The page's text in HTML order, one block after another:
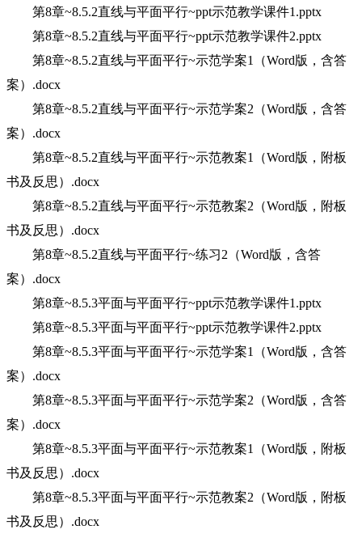
第8章~8.5.2直线与平面平行~ppt示范教学课件1.pptx
第8章~8.5.2直线与平面平行~ppt示范教学课件2.pptx
第8章~8.5.2直线与平面平行~示范学案1（Word版，含答
案）.docx
第8章~8.5.2直线与平面平行~示范学案2（Word版，含答
案）.docx
第8章~8.5.2直线与平面平行~示范教案1（Word版，附板
书及反思）.docx
第8章~8.5.2直线与平面平行~示范教案2（Word版，附板
书及反思）.docx
第8章~8.5.2直线与平面平行~练习2（Word版，含答
案）.docx
第8章~8.5.3平面与平面平行~ppt示范教学课件1.pptx
第8章~8.5.3平面与平面平行~ppt示范教学课件2.pptx
第8章~8.5.3平面与平面平行~示范学案1（Word版，含答
案）.docx
第8章~8.5.3平面与平面平行~示范学案2（Word版，含答
案）.docx
第8章~8.5.3平面与平面平行~示范教案1（Word版，附板
书及反思）.docx
第8章~8.5.3平面与平面平行~示范教案2（Word版，附板
书及反思）.docx